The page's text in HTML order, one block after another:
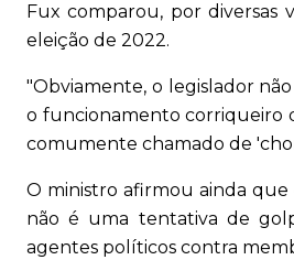
Fux comparou, por diversas
eleição de 2022.
"Obviamente, o legislador
o funcionamento corriqueiro
comumente chamado de
O ministro afirmou ainda que
não é uma tentativa de
agentes políticos contra